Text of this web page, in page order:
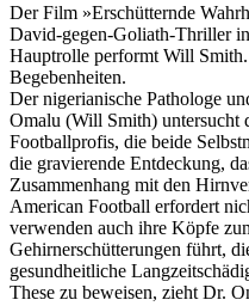
Der Film »Erschütternde
David-gegen-Goliath-Thriller
Hauptrolle performt Will
Begebenheiten.
Der nigerianische Pathologe
Omalu (Will Smith) untersucht
Footballprofis, die beide
die gravierende Entdeckung,
Zusammenhang mit den
American Football erfordert
verwenden auch ihre Köpfe
Gehirnerschütterungen führt,
gesundheitliche
These zu beweisen, zieht Dr.